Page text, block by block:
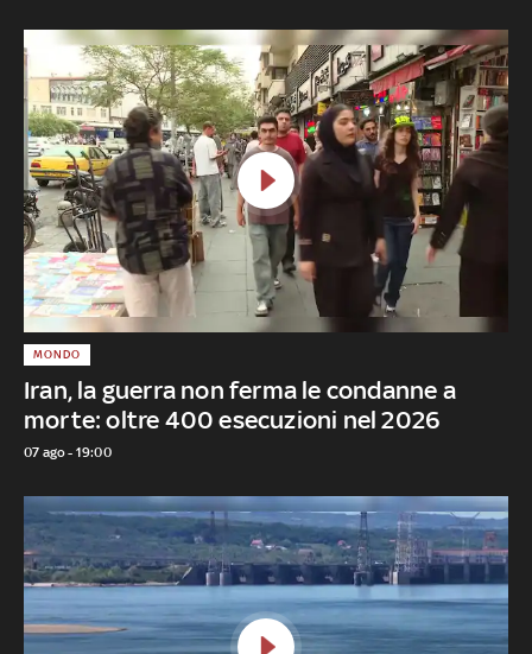
Iran, la guerra non ferma le condanne a
morte: oltre 400 esecuzioni nel 2026
MONDO
07 ago - 19:00